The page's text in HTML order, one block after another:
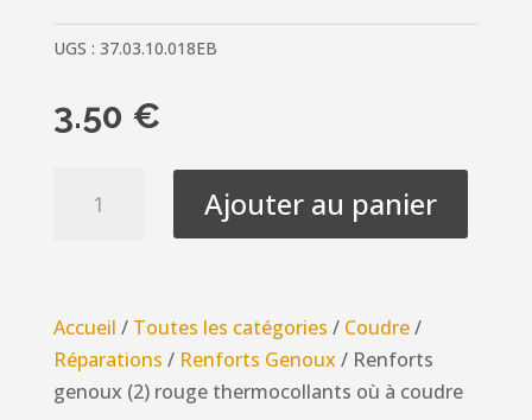
UGS : 37.03.10.018EB
3.50 €
rouge
thermocollants
où
Ajouter au panier
Accueil / Toutes les catégories / Coudre/
Réparations / Renforts Genoux / Renforts
genoux (2) rouge thermocollants où à coudre